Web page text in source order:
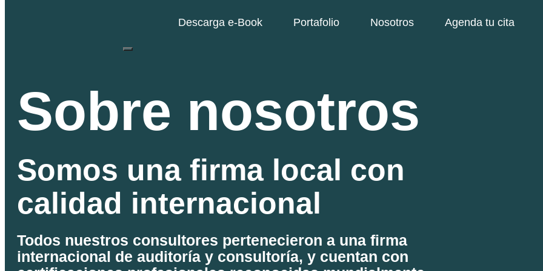
Descarga e-Book Portafolio Nosotros Agenda tu cita
Hamburger Toggle Menu
Sobre nosotros
Somos una firma local con
calidad internacional
Todos nuestros consultores pertenecieron a una firma
internacional de auditoría y consultoría, y cuentan con